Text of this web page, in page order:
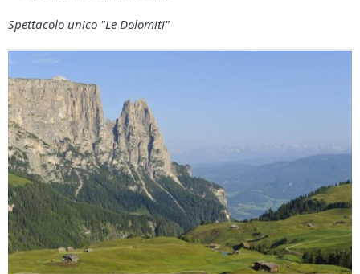
Spettacolo unico "Le Dolomiti"